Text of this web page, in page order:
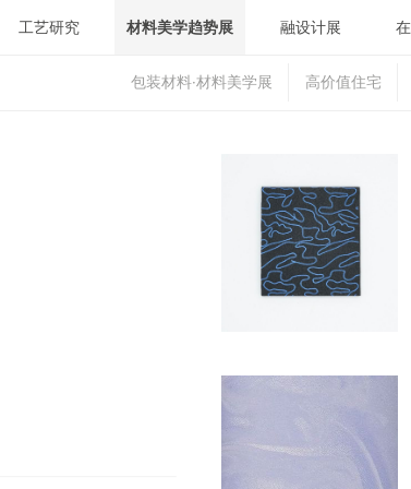
工艺研究 材料美学趋势展
包装材料·材料美学展 高价值住宅
融设计展